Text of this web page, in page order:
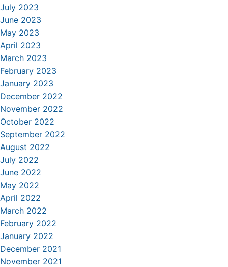
July 2023
June 2023
May 2023
April 2023
March 2023
February 2023
January 2023
December 2022
November 2022
October 2022
September 2022
August 2022
July 2022
June 2022
May 2022
April 2022
March 2022
February 2022
January 2022
December 2021
November 2021